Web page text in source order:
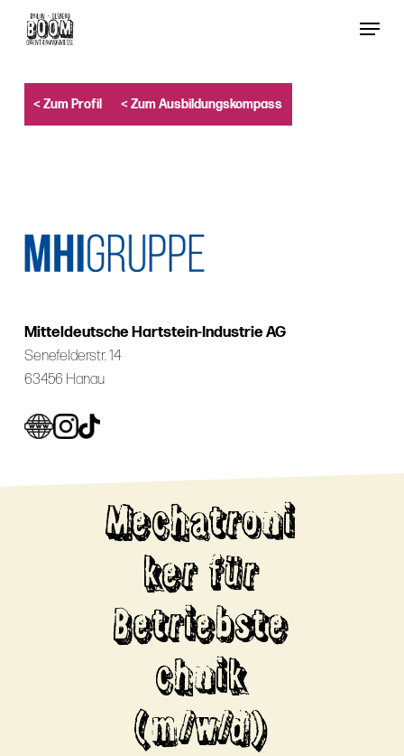
content
Menu
< Zum Profil < Zum Ausbildungskompass
Mitteldeutsche Hartstein-Industrie AG
Senefelderstr. 14
63456 Hanau
Mechatroni
ker für
Betriebste
chnik
(m/w/d)